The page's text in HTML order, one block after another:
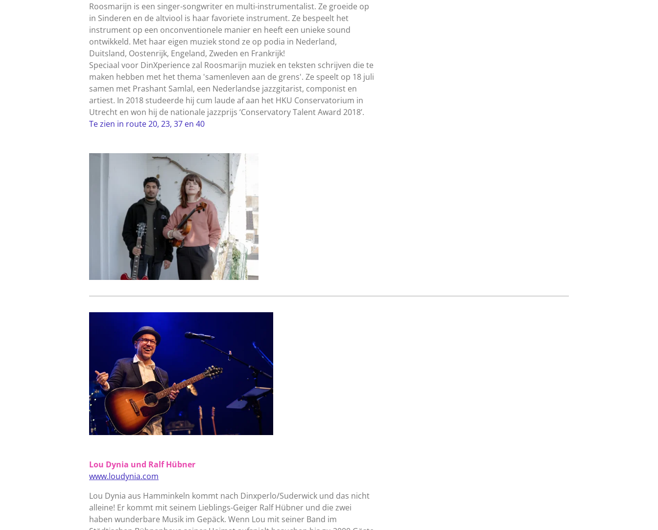
Roosmarijn is een singer-songwriter en multi-instrumentalist. Ze groeide op
in Sinderen en de altviool is haar favoriete instrument. Ze bespeelt het
instrument op een onconventionele manier en heeft een unieke sound
ontwikkeld. Met haar eigen muziek stond ze op podia in Nederland,
Duitsland, Oostenrijk, Engeland, Zweden en Frankrijk!
Speciaal voor DinXperience zal Roosmarijn muziek en teksten schrijven die te
maken hebben met het thema 'samenleven aan de grens'. Ze speelt op 18 juli
samen met Prashant Samlal, een Nederlandse jazzgitarist, componist en
artiest. In 2018 studeerde hij cum laude af aan het HKU Conservatorium in
Utrecht en won hij de nationale jazzprijs ‘Conservatory Talent Award 2018’.
Te zien in route 20, 23, 37 en 40
Lou Dynia und Ralf Hübner
www.loudynia.com
Lou Dynia aus Hamminkeln kommt nach Dinxperlo/Suderwick und das nicht
alleine! Er kommt mit seinem Lieblings-Geiger Ralf Hübner und die zwei
haben wunderbare Musik im Gepäck. Wenn Lou mit seiner Band im